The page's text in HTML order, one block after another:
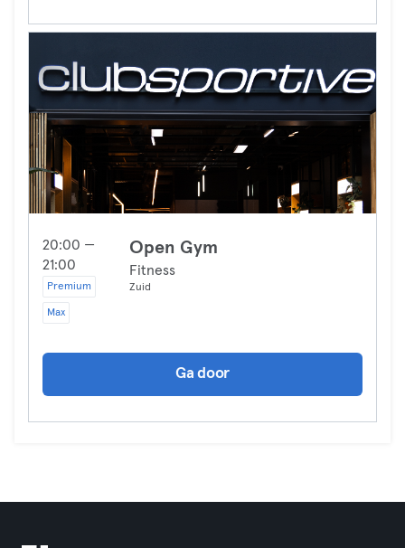
20:00 —
21:00
Premium
Max
Open Gym
Fitness
Zuid
Ga door